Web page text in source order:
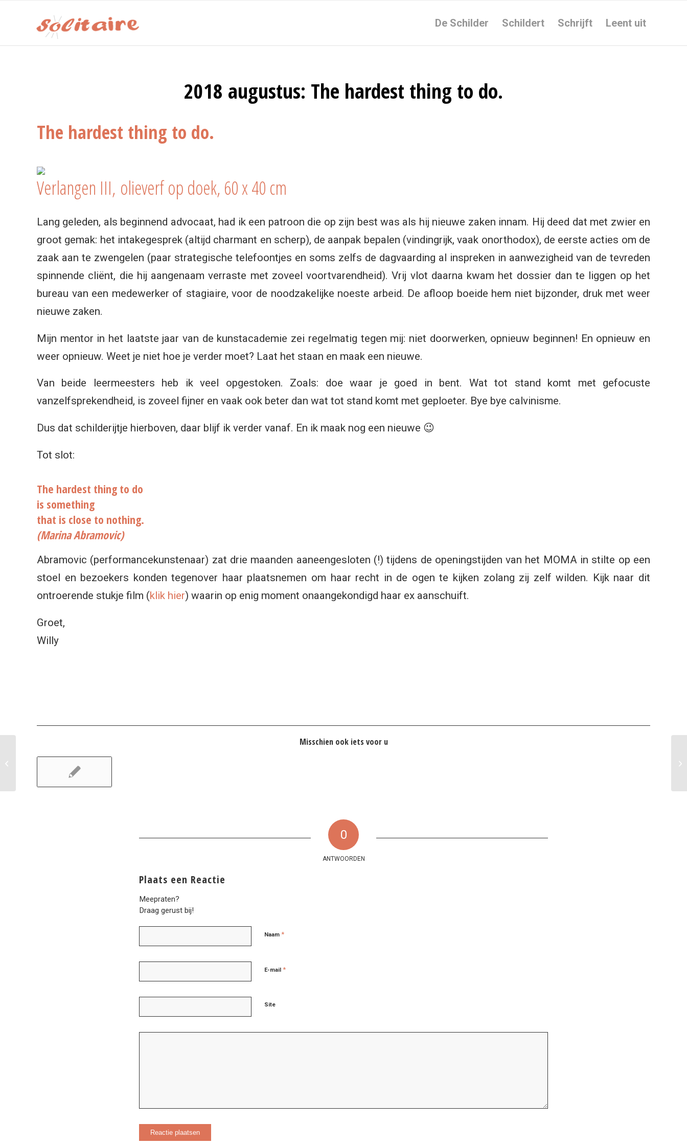
De Schilder Schildert Schrijft Leent uit
2018 augustus: The hardest thing to do.
The hardest thing to do.
Verlangen III, olieverf op doek, 60 x 40 cm
Lang geleden, als beginnend advocaat, had ik een patroon die op zijn best was als hij nieuwe zaken innam. Hij deed dat met zwier en
groot gemak: het intakegesprek (altijd charmant en scherp), de aanpak bepalen (vindingrijk, vaak onorthodox), de eerste acties om de
zaak aan te zwengelen (paar strategische telefoontjes en soms zelfs de dagvaarding al inspreken in aanwezigheid van de tevreden
spinnende cliënt, die hij aangenaam verraste met zoveel voortvarendheid). Vrij vlot daarna kwam het dossier dan te liggen op het
bureau van een medewerker of stagiaire, voor de noodzakelijke noeste arbeid. De afloop boeide hem niet bijzonder, druk met weer
nieuwe zaken.
Mijn mentor in het laatste jaar van de kunstacademie zei regelmatig tegen mij: niet doorwerken, opnieuw beginnen! En opnieuw en
weer opnieuw. Weet je niet hoe je verder moet? Laat het staan en maak een nieuwe.
Van beide leermeesters heb ik veel opgestoken. Zoals: doe waar je goed in bent. Wat tot stand komt met gefocuste
vanzelfsprekendheid, is zoveel fijner en vaak ook beter dan wat tot stand komt met geploeter. Bye bye calvinisme.
Dus dat schilderijtje hierboven, daar blijf ik verder vanaf. En ik maak nog een nieuwe 😉
Tot slot:
The hardest thing to do
is something
that is close to nothing.
(Marina Abramovic)
Abramovic (performancekunstenaar) zat drie maanden aaneengesloten (!) tijdens de openingstijden van het MOMA in stilte op een
stoel en bezoekers konden tegenover haar plaatsnemen om haar recht in de ogen te kijken zolang zij zelf wilden. Kijk naar dit
ontroerende stukje film (klik hier) waarin op enig moment onaangekondigd haar ex aanschuift.
Groet,
Willy
Misschien ook iets voor u
0
ANTWOORDEN
Plaats een Reactie
Meepraten?
Draag gerust bij!
Naam *
E-mail *
Site